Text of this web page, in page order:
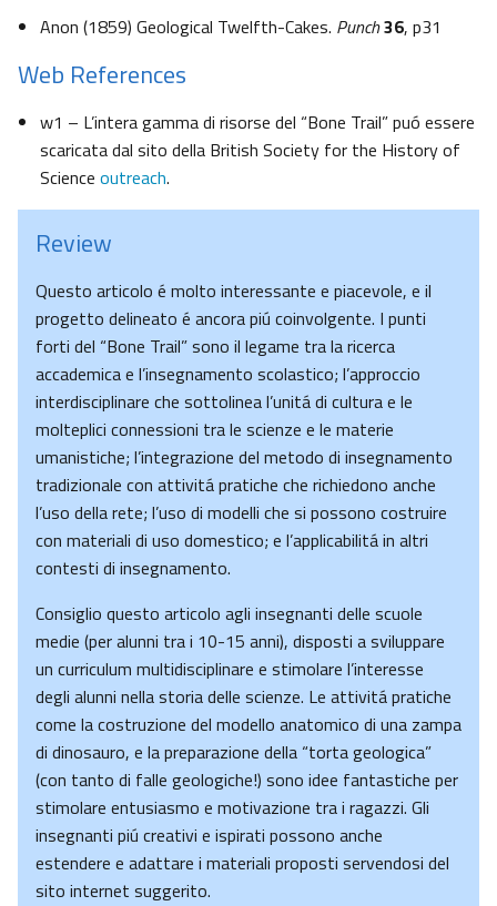
Anon (1859) Geological Twelfth-Cakes. Punch36, p31
Web References
w1 – L’intera gamma di risorse del “Bone Trail” puó essere
scaricata dal sito della British Society for the History of
Science outreach.
Review
Questo articolo é molto interessante e piacevole, e il
progetto delineato é ancora piú coinvolgente. I punti
forti del “Bone Trail” sono il legame tra la ricerca
accademica e l’insegnamento scolastico; l’approccio
interdisciplinare che sottolinea l’unitá di cultura e le
molteplici connessioni tra le scienze e le materie
umanistiche; l’integrazione del metodo di insegnamento
tradizionale con attivitá pratiche che richiedono anche
l’uso della rete; l’uso di modelli che si possono costruire
con materiali di uso domestico; e l’applicabilitá in altri
contesti di insegnamento.
Consiglio questo articolo agli insegnanti delle scuole
medie (per alunni tra i 10-15 anni), disposti a sviluppare
un curriculum multidisciplinare e stimolare l’interesse
degli alunni nella storia delle scienze. Le attivitá pratiche
come la costruzione del modello anatomico di una zampa
di dinosauro, e la preparazione della “torta geologica”
(con tanto di falle geologiche!) sono idee fantastiche per
stimolare entusiasmo e motivazione tra i ragazzi. Gli
insegnanti piú creativi e ispirati possono anche
estendere e adattare i materiali proposti servendosi del
sito internet suggerito.